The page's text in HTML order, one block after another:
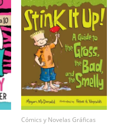
Cómics y Novelas Gráficas